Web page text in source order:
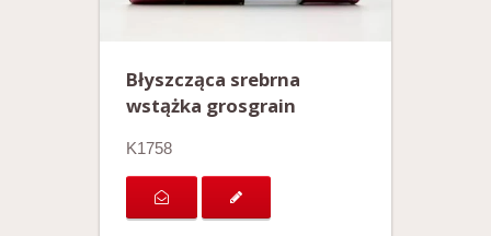
Błyszcząca srebrna
wstążka grosgrain
K1758